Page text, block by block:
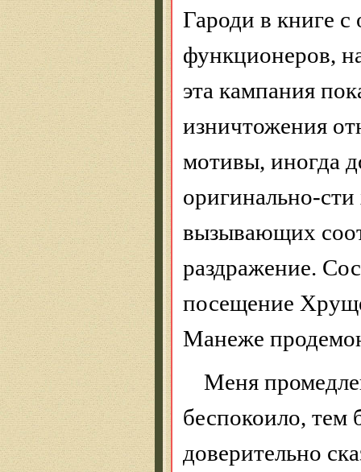
Гароди в книге
функционеров,
эта кампания
изничтожения
мотивы, иногда
оригинально-
вызывающих
раздражение.
посещение
Манеже
Меня
беспокоило, тем
доверительно